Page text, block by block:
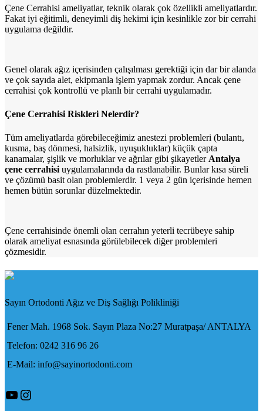
Çene Cerrahisi ameliyatlar, teknik olarak çok özellikli ameliyatlardır.
Fakat iyi eğitimli, deneyimli diş hekimi için kesinlikle zor bir cerrahi
uygulama değildir.
Genel olarak ağız içerisinden çalışılması gerektiği için dar bir alanda
ve çok sayıda alet, ekipmanla işlem yapmak zordur. Ancak çene
cerrahisi çok kontrollü ve planlı bir cerrahi uygulamadır.
Çene Cerrahisi Riskleri Nelerdir?
Tüm ameliyatlarda görebileceğimiz anestezi problemleri (bulantı,
kusma, baş dönmesi, halsizlik, uyuşukluklar) küçük çapta
kanamalar, şişlik ve morluklar ve ağrılar gibi şikayetler Antalya
çene cerrahisi uygulamalarında da rastlanabilir. Bunlar kısa süreli
ve çözümü basit olan problemlerdir. 1 veya 2 gün içerisinde hemen
hemen bütün sorunlar düzelmektedir.
Çene cerrahisinde önemli olan cerrahın yeterli tecrübeye sahip
olarak ameliyat esnasında görülebilecek diğer problemleri
çözmesidir.
Sayın Ortodonti Ağız ve Diş Sağlığı Polikliniği
Fener Mah. 1968 Sok. Sayın Plaza No:27 Muratpaşa/ ANTALYA
Telefon: 0242 316 96 26
E-Mail: info@sayinortodonti.com
YouTube
Instagram